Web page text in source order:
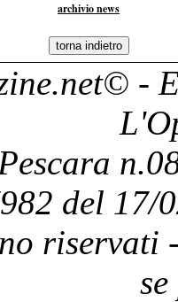
archivio news
© -
del 17/
riservati